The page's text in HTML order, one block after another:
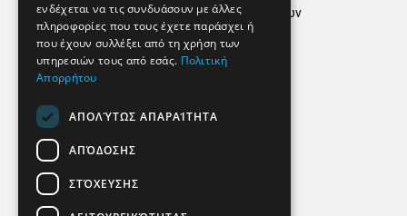
Πολιτική προστασίας δεδομένων
Findhere
Social Media
ενδέχεται να τις συνδυάσουν με άλλες
πληροφορίες που τους έχετε παράσχει ή
που έχουν συλλέξει από τη χρήση των
υπηρεσιών τους από εσάς. Πολιτική
Απορρήτου
ΑΠΟΛΎΤΩΣ ΑΠΑΡΑΊΤΗΤΑ
ΑΠΌΔΟΣΗΣ
ΣΤΌΧΕΥΣΗΣ